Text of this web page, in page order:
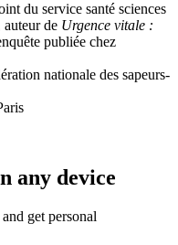
du service santé sciences
auteur de Urgence vitale :
publiée chez
nationale des sapeurs-
any device
get personal